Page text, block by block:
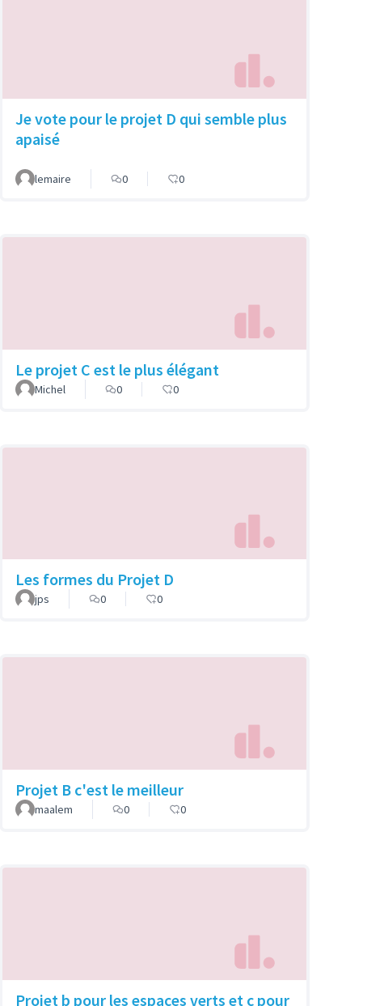
Je vote pour le projet D qui semble plus
apaisé
lemaire 0 0
Le projet C est le plus élégant
Michel 0 0
Les formes du Projet D
jps 0 0
Projet B c'est le meilleur
maalem 0 0
Projet b pour les espaces verts et c pour